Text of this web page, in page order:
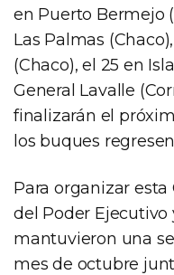
en Puerto Bermejo
Las Palmas
(Chaco), el 25 en
General Lavalle
finalizarán el
los buques
Para organizar
del Poder Ejecutivo
mantuvieron una
mes de octubre